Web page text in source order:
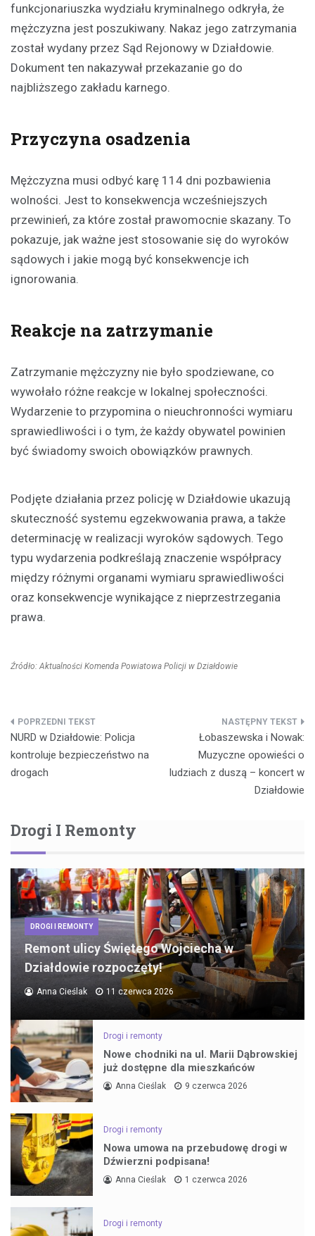
funkcjonariuszka wydziału kryminalnego odkryła, że
mężczyzna jest poszukiwany. Nakaz jego zatrzymania
został wydany przez Sąd Rejonowy w Działdowie.
Dokument ten nakazywał przekazanie go do
najbliższego zakładu karnego.
Przyczyna osadzenia
Mężczyzna musi odbyć karę 114 dni pozbawienia
wolności. Jest to konsekwencja wcześniejszych
przewinień, za które został prawomocnie skazany. To
pokazuje, jak ważne jest stosowanie się do wyroków
sądowych i jakie mogą być konsekwencje ich
ignorowania.
Reakcje na zatrzymanie
Zatrzymanie mężczyzny nie było spodziewane, co
wywołało różne reakcje w lokalnej społeczności.
Wydarzenie to przypomina o nieuchronności wymiaru
sprawiedliwości i o tym, że każdy obywatel powinien
być świadomy swoich obowiązków prawnych.
Podjęte działania przez policję w Działdowie ukazują
skuteczność systemu egzekwowania prawa, a także
determinację w realizacji wyroków sądowych. Tego
typu wydarzenia podkreślają znaczenie współpracy
między różnymi organami wymiaru sprawiedliwości
oraz konsekwencje wynikające z nieprzestrzegania
prawa.
Źródło: Aktualności Komenda Powiatowa Policji w Działdowie
Nawigacja
wpisu
NURD w Działdowie: Policja
kontroluje bezpieczeństwo na
drogach
Łobaszewska i Nowak:
Muzyczne opowieści o
ludziach z duszą – koncert w
Działdowie
Drogi I Remonty
DROGI I REMONTY
Remont ulicy Świętego Wojciecha w
Działdowie rozpoczęty!
Anna Cieślak 11 czerwca 2026
Drogi i remonty
Nowe chodniki na ul. Marii Dąbrowskiej
już dostępne dla mieszkańców
Anna Cieślak 9 czerwca 2026
Drogi i remonty
Nowa umowa na przebudowę drogi w
Dźwierzni podpisana!
Anna Cieślak 1 czerwca 2026
Drogi i remonty